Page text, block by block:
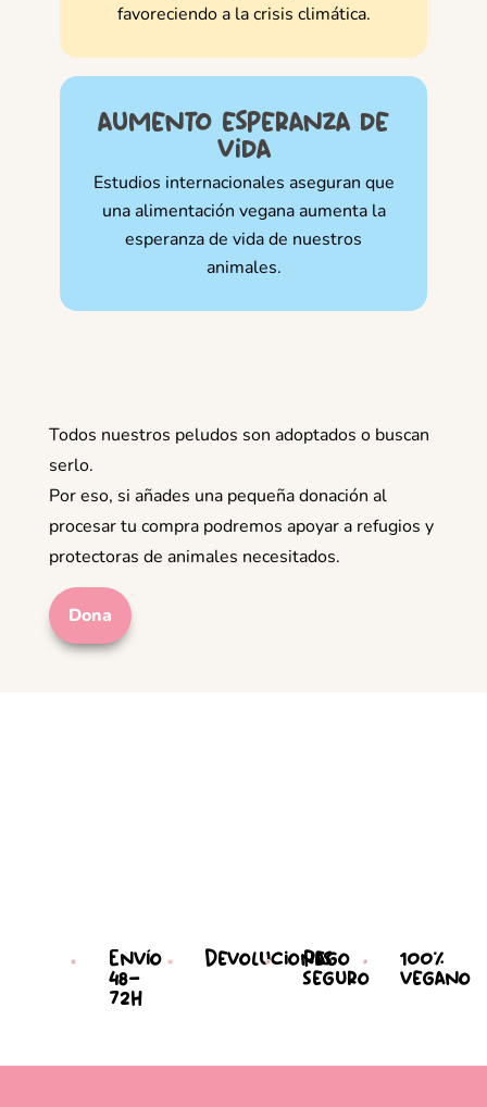
favoreciendo a la crisis climática.
aumento esperanza de
vida
Estudios internacionales aseguran que
una alimentación vegana aumenta la
esperanza de vida de nuestros
animales.
Todos nuestros peludos son adoptados o buscan
serlo.
Por eso, si añades una pequeña donación al
procesar tu compra podremos apoyar a refugios y
protectoras de animales necesitados.
Dona
Envío
48-
72h
Devoluciones
Pago
seguro
100%
vegano